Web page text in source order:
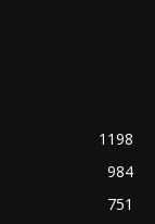
1198
984
751